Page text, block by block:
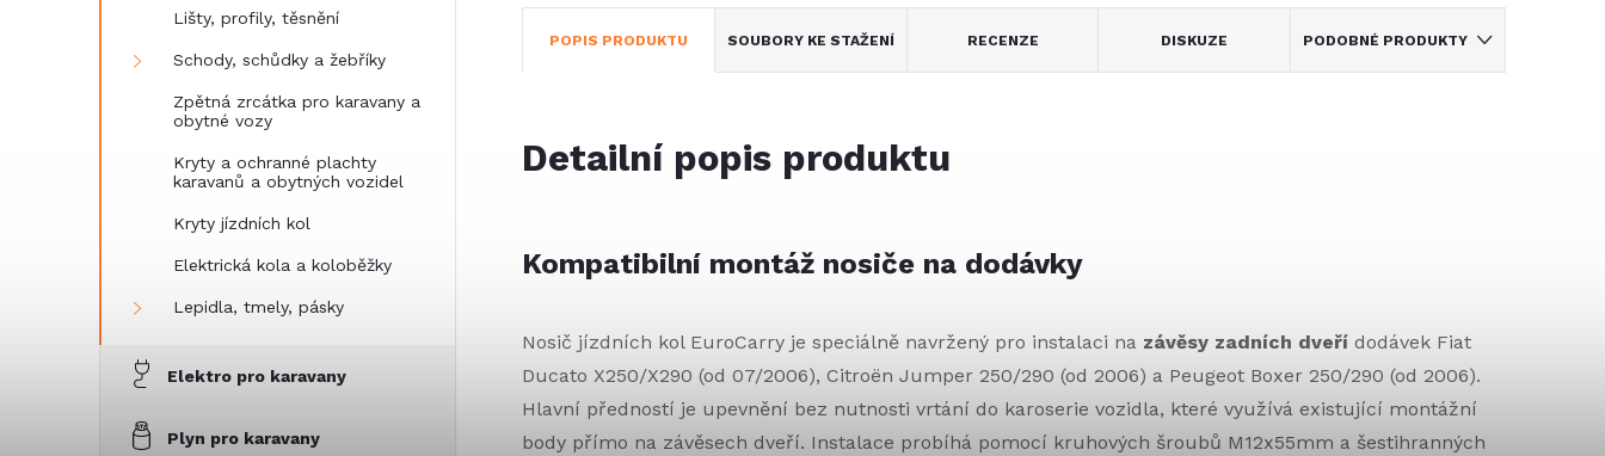
Lišty, profily, těsnění
Schody, schůdky a žebříky
Zpětná zrcátka pro karavany a
obytné vozy
Kryty a ochranné plachty
karavanů a obytných vozidel
Kryty jízdních kol
Elektrická kola a koloběžky
Lepidla, tmely, pásky
Elektro pro karavany
Plyn pro karavany
POPIS PRODUKTU SOUBORY KE STAŽENÍ RECENZE DISKUZE PODOBNÉ PRODUKTY
Detailní popis produktu
Kompatibilní montáž nosiče na dodávky
Nosič jízdních kol EuroCarry je speciálně navržený pro instalaci na závěsy zadních dveří dodávek Fiat
Ducato X250/X290 (od 07/2006), Citroën Jumper 250/290 (od 2006) a Peugeot Boxer 250/290 (od 2006).
Hlavní předností je upevnění bez nutnosti vrtání do karoserie vozidla, které využívá existující montážní
body přímo na závěsech dveří. Instalace probíhá pomocí kruhových šroubů M12x55mm a šestihranných